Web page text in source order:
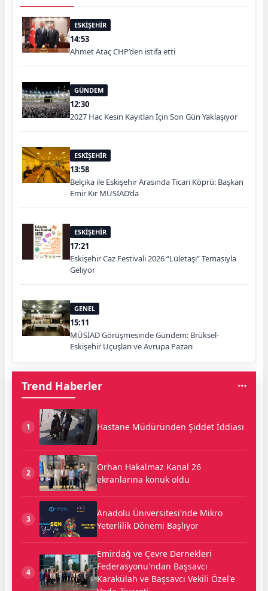
ESKİŞEHİR
14:53
Ahmet Ataç CHP’den istifa etti
GÜNDEM
12:30
2027 Hac Kesin Kayıtları İçin Son Gün Yaklaşıyor
ESKİŞEHİR
13:58
Belçika ile Eskişehir Arasında Ticari Köprü: Başkan
Emir Kır MÜSİAD’da
ESKİŞEHİR
17:21
Eskişehir Caz Festivali 2026 “Lületaşı” Temasıyla
Geliyor
GENEL
15:11
MÜSİAD Görüşmesinde Gündem: Brüksel-
Eskişehir Uçuşları ve Avrupa Pazarı
Trend Haberler
1 Hastane Müdüründen Şiddet İddiası
2
Orhan Hakalmaz Kanal 26
ekranlarına konuk oldu
3
Anadolu Üniversitesi'nde Mikro
Yeterlilik Dönemi Başlıyor
4
Emirdağ ve Çevre Dernekleri
Federasyonu'ndan Başsavcı
Karakülah ve Başsavcı Vekili Özel'e